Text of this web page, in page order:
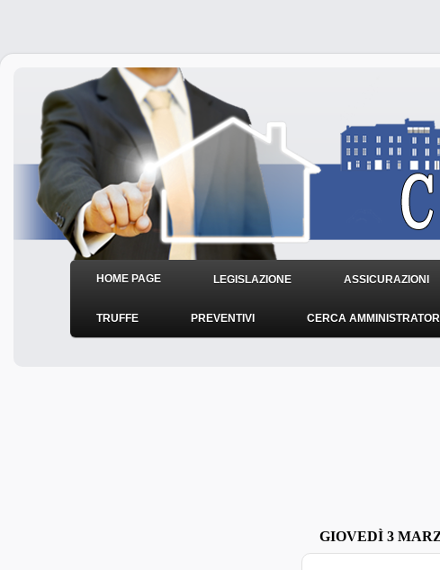
HOME PAGE LEGISLAZIONE ASSICURAZIONI
TRUFFE PREVENTIVI CERCA
GIOVEDÌ 3